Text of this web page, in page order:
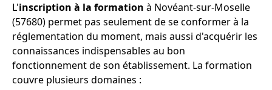
L'inscription à la formation à Novéant-sur-Moselle
(57680) permet pas seulement de se conformer à la
réglementation du moment, mais aussi d'acquérir les
connaissances indispensables au bon
fonctionnement de son établissement. La formation
couvre plusieurs domaines :